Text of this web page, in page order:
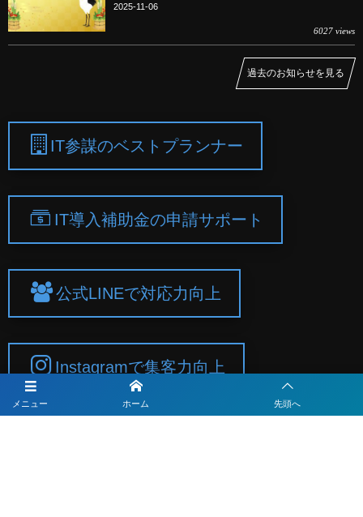
メニュー ホーム 先頭へ
2025-11-06
6027 views
過去のお知らせを見る
IT参謀のベストプランナー
IT導入補助金の申請サポート
公式LINEで対応力向上
Instagramで集客力向上